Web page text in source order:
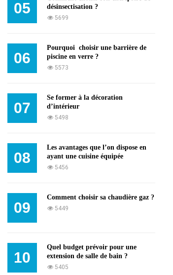
05
désinsectisation ?
5699
06
Pourquoi choisir une barrière de
piscine en verre ?
5573
07
Se former à la décoration
d’intérieur
5498
08
Les avantages que l’on dispose en
ayant une cuisine équipée
5456
09
Comment choisir sa chaudière gaz ?
5449
10
Quel budget prévoir pour une
extension de salle de bain ?
5405